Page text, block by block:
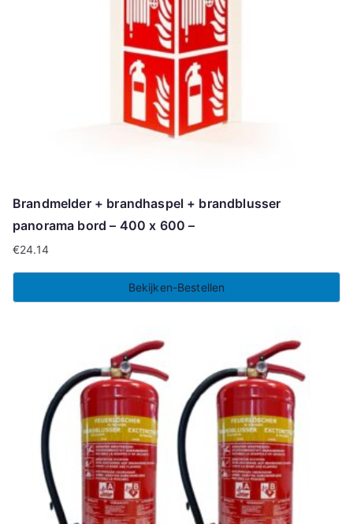
Brandmelder + brandhaspel + brandblusser
panorama bord – 400 x 600 –
€24.14
Bekijken-Bestellen